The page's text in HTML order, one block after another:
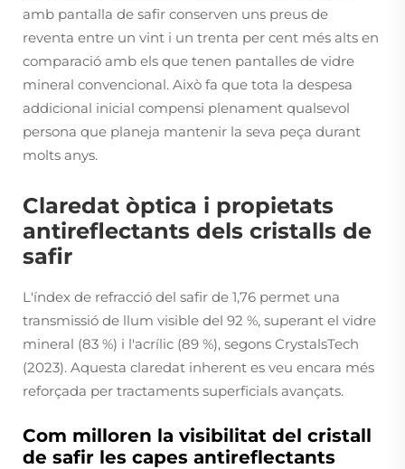
amb pantalla de safir conserven uns preus de
reventa entre un vint i un trenta per cent més alts en
comparació amb els que tenen pantalles de vidre
mineral convencional. Això fa que tota la despesa
addicional inicial compensi plenament qualsevol
persona que planeja mantenir la seva peça durant
molts anys.
Claredat òptica i propietats
antireflectants dels cristalls de
safir
L'índex de refracció del safir de 1,76 permet una
transmissió de llum visible del 92 %, superant el vidre
mineral (83 %) i l'acrílic (89 %), segons CrystalsTech
(2023). Aquesta claredat inherent es veu encara més
reforçada per tractaments superficials avançats.
Com milloren la visibilitat del cristall
de safir les capes antireflectants